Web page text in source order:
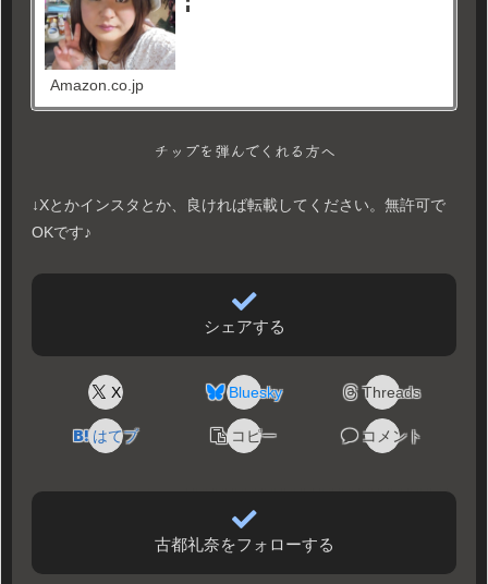
Amazon.co.jp
チップを弾んでくれる方へ
↓Xとかインスタとか、良ければ転載してください。無許可で
OKです♪
シェアする
X Bluesky Threads
はてブ コピー コメント
古都礼奈をフォローする